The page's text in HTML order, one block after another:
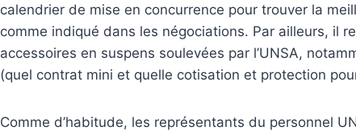
calendrier de mise en concurrence pour trouver la
comme indiqué dans les négociations. Par ailleurs, il
accessoires en suspens soulevées par l’UNSA,
(quel contrat mini et quelle cotisation et protection
Comme d’habitude, les représentants du personnel